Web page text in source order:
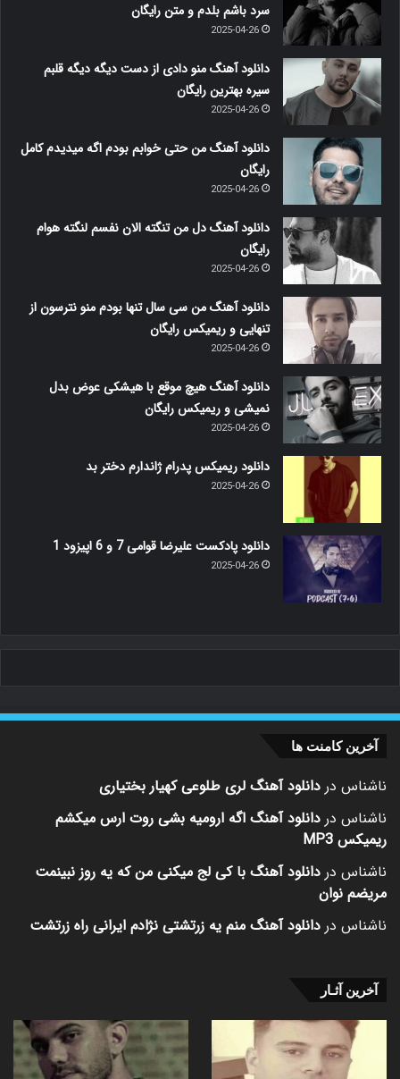
سرد باشم بلدم و متن رایگان
2025-04-26
دانلود آهنگ منو دادی از دست دیگه دیگه قلبم
سیره بهترین رایگان
2025-04-26
دانلود آهنگ من حتی خوابم بودم اگه میدیدم کامل
رایگان
2025-04-26
دانلود آهنگ دل من تنگته الان نفسم لنگته هوام
رایگان
2025-04-26
دانلود آهنگ من سی سال تنها بودم منو نترسون از
تنهایی و ریمیکس رایگان
2025-04-26
دانلود آهنگ هیچ موقع با هیشکی عوض بدل
نمیشی و ریمیکس رایگان
2025-04-26
دانلود ریمیکس پدرام ژاندارم دختر بد
2025-04-26
دانلود پادکست علیرضا قوامی 7 و 6 اپیزود 1
2025-04-26
آخرین کامنت ها
ناشناس در دانلود آهنگ لری طلوعی کهیار بختیاری
ناشناس در دانلود آهنگ اگه ارومیه بشی روت ارس میکشم
ریمیکس MP3
ناشناس در دانلود آهنگ با کی لج میکنی من که یه روز نبینمت
مریضم نوان
ناشناس در دانلود آهنگ منم یه زرتشتی نژادم ایرانی راه زرتشت
آخرین آثـار